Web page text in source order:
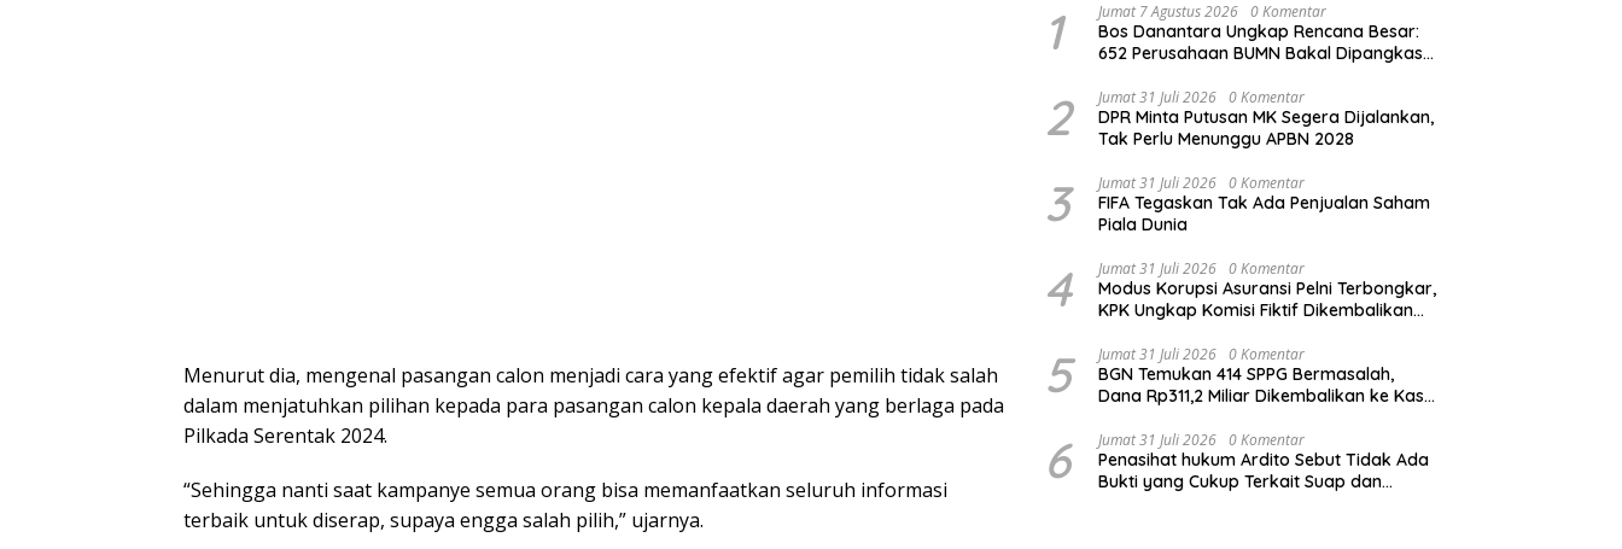
Menurut dia, mengenal pasangan calon menjadi cara yang efektif agar pemilih tidak salah
dalam menjatuhkan pilihan kepada para pasangan calon kepala daerah yang berlaga pada
Pilkada Serentak 2024.
“Sehingga nanti saat kampanye semua orang bisa memanfaatkan seluruh informasi
terbaik untuk diserap, supaya engga salah pilih,” ujarnya.
1 Jumat 7 Agustus 2026 0 Komentar
Bos Danantara Ungkap Rencana Besar:
652 Perusahaan BUMN Bakal Dipangkas
2 Jumat 31 Juli 2026 0 Komentar
DPR Minta Putusan MK Segera Dijalankan,
Tak Perlu Menunggu APBN 2028
3 Jumat 31 Juli 2026 0 Komentar
FIFA Tegaskan Tak Ada Penjualan Saham
Piala Dunia
4 Jumat 31 Juli 2026 0 Komentar
Modus Korupsi Asuransi Pelni Terbongkar,
KPK Ungkap Komisi Fiktif Dikembalikan
5 Jumat 31 Juli 2026 0 Komentar
BGN Temukan 414 SPPG Bermasalah,
Dana Rp311,2 Miliar Dikembalikan ke Kas
6 Jumat 31 Juli 2026 0 Komentar
Penasihat hukum Ardito Sebut Tidak Ada
Bukti yang Cukup Terkait Suap dan